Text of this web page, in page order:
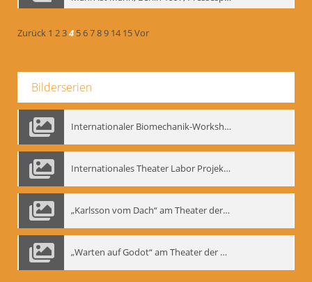
Zurück 1 234 56789 14 15Vor
Bilderserien
Internationaler Biomechanik-Workshop, Moskau 1993
Internationales Theater Labor Projekt: Play Don Juan
„Karlsson vom Dach“ am Theater der Satire, Moskau 1985
„Warten auf Godot“ am Theater der Saire, Moskau 1980er